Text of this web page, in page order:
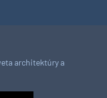
architektúry a